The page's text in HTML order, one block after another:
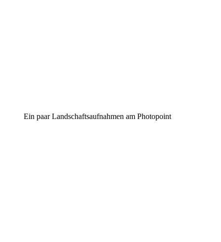
Ein paar Landschaftsaufnahmen am Photopoint